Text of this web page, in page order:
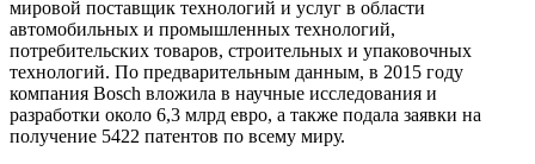
мировой поставщик технологий и услуг в области
автомобильных и промышленных технологий,
потребительских товаров, строительных и упаковочных
технологий. По предварительным данным, в 2015 году
компания Bosch вложила в научные исследования и
разработки около 6,3 млрд евро, а также подала заявки на
получение 5422 патентов по всему миру.